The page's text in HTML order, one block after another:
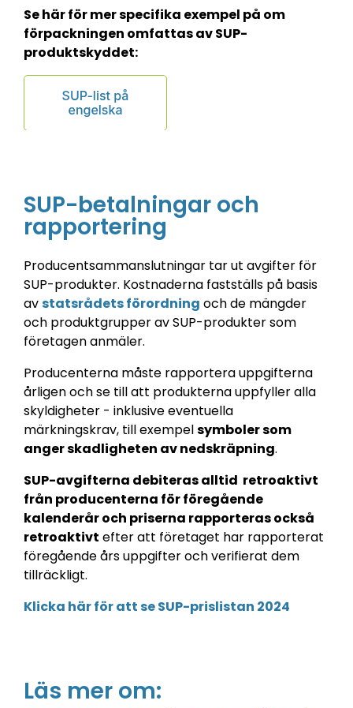
Se här för mer specifika exempel på om
förpackningen omfattas av SUP-
produktskyddet:
SUP-betalningar och
rapportering
Producentsammanslutningar tar ut avgifter för
SUP-produkter. Kostnaderna fastställs på basis
avstatsrådets förordning och de mängder
och produktgrupper av SUP-produkter som
företagen anmäler.
Producenterna måste rapportera uppgifterna
årligen och se till att produkterna uppfyller alla
skyldigheter - inklusive eventuella
märkningskrav, till exempelsymboler som
anger skadligheten av nedskräpning.
SUP-avgifterna debiteras alltid retroaktivt
från producenterna för föregående
kalenderår och priserna rapporteras också
retroaktivt efter att företaget har rapporterat
föregående års uppgifter och verifierat dem
tillräckligt.
Klicka här för att se SUP-prislistan 2024
Läs mer om: